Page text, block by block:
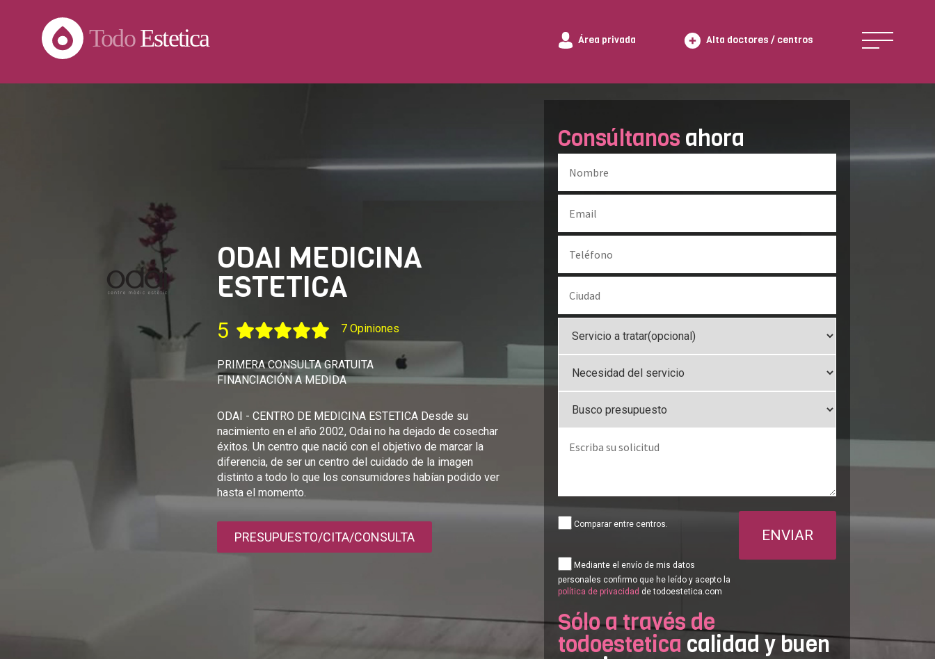
TodoEstetica Área privada Alta doctores / centros
ODAI MEDICINA
ESTETICA
5 7 Opiniones
PRIMERA CONSULTA GRATUITA
FINANCIACIÓN A MEDIDA
ODAI - CENTRO DE MEDICINA ESTETICA Desde su
nacimiento en el año 2002, Odai no ha dejado de cosechar
éxitos. Un centro que nació con el objetivo de marcar la
diferencia, de ser un centro del cuidado de la imagen
distinto a todo lo que los consumidores habían podido ver
hasta el momento.
PRESUPUESTO/CITA/CONSULTA
Consúltanos ahora
Comparar entre centros.
Mediante el envío de mis datos
personales confirmo que he leído y acepto la
política de privacidad de todoestetica.com
ENVIAR
Sólo a través de
todoestetica calidad y buen